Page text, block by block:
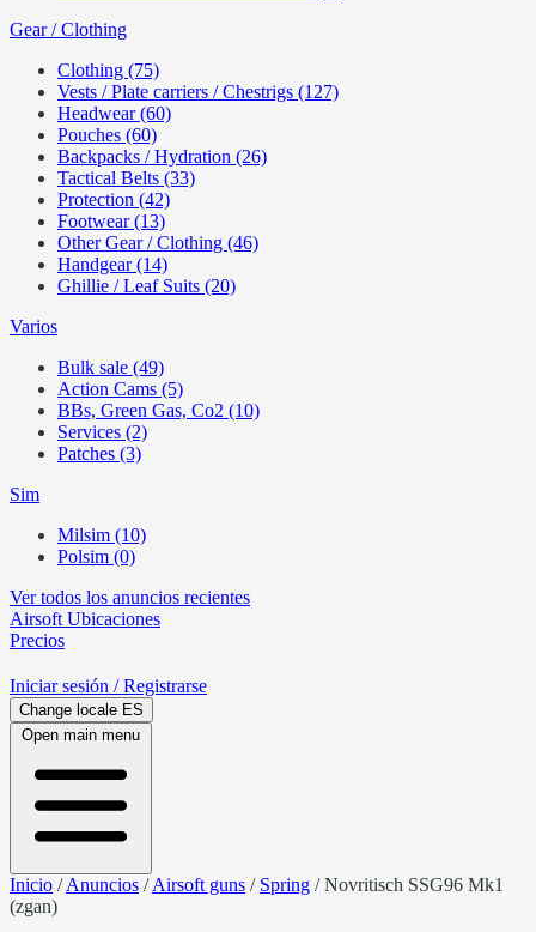
Gear / Clothing
Clothing (75)
Vests / Plate carriers / Chestrigs (127)
Headwear (60)
Pouches (60)
Backpacks / Hydration (26)
Tactical Belts (33)
Protection (42)
Footwear (13)
Other Gear / Clothing (46)
Handgear (14)
Ghillie / Leaf Suits (20)
Varios
Bulk sale (49)
Action Cams (5)
BBs, Green Gas, Co2 (10)
Services (2)
Patches (3)
Sim
Milsim (10)
Polsim (0)
Ver todos los anuncios recientes
Airsoft Ubicaciones
Precios
Iniciar sesión / Registrarse
Change locale ES
Open main menu
Inicio /Anuncios /Airsoft guns / Spring /Novritisch SSG96 Mk1
(zgan)